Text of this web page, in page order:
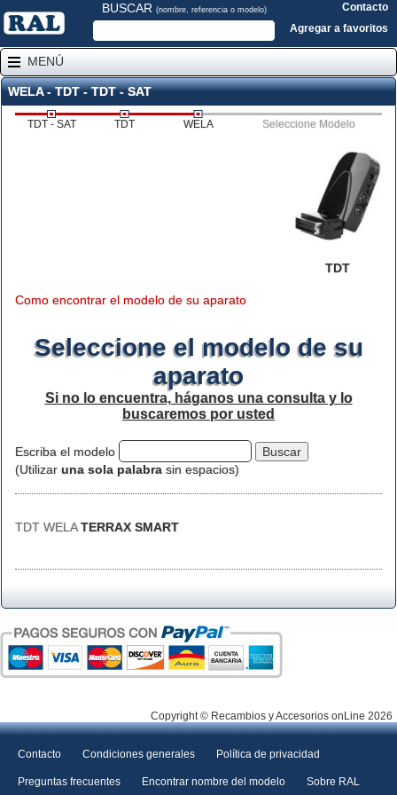
BUSCAR (nombre, referencia o modelo)
Contacto
Agregar a favoritos
MENÚ
WELA - TDT - TDT - SAT
TDT - SAT TDT WELA Seleccione Modelo
TDT
Como encontrar el modelo de su aparato
Seleccione el modelo de su
aparato
Si no lo encuentra, háganos una consulta y lo
buscaremos por usted
Escriba el modelo
(Utilizar una sola palabra sin espacios)
TDT WELATERRAX SMART
Copyright © Recambios y Accesorios onLine 2026
Contacto Condiciones generales Política de privacidad
Preguntas frecuentes Encontrar nombre del modelo Sobre RAL